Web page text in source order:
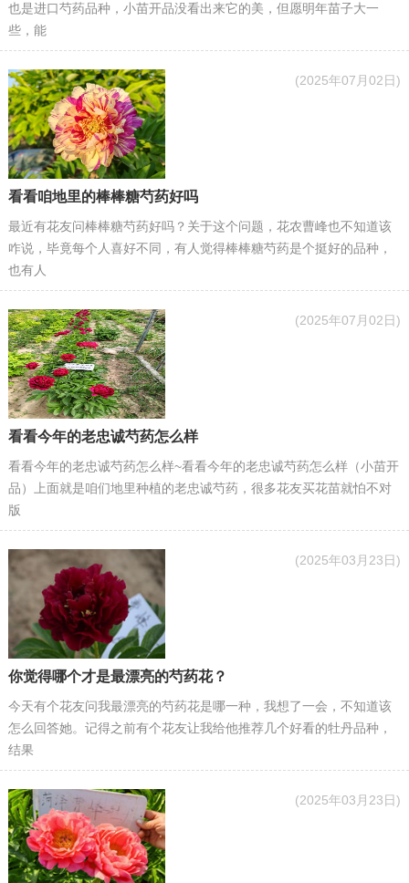
也是进口芍药品种，小苗开品没看出来它的美，但愿明年苗子大一
些，能
(2025年07月02日)
看看咱地里的棒棒糖芍药好吗
最近有花友问棒棒糖芍药好吗？关于这个问题，花农曹峰也不知道该
咋说，毕竟每个人喜好不同，有人觉得棒棒糖芍药是个挺好的品种，
也有人
(2025年07月02日)
看看今年的老忠诚芍药怎么样
看看今年的老忠诚芍药怎么样~看看今年的老忠诚芍药怎么样（小苗开
品）上面就是咱们地里种植的老忠诚芍药，很多花友买花苗就怕不对
版
(2025年03月23日)
你觉得哪个才是最漂亮的芍药花？
今天有个花友问我最漂亮的芍药花是哪一种，我想了一会，不知道该
怎么回答她。记得之前有个花友让我给他推荐几个好看的牡丹品种，
结果
(2025年03月23日)